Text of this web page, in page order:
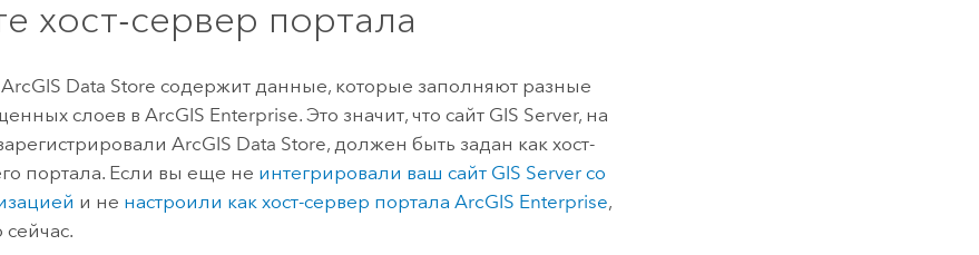
хост-сервер портала
ArcGIS Data Store содержит данные, которые заполняют разные
слоев вArcGIS Enterprise. Это значит, что сайт GIS Server, на
ArcGIS Data Store, должен быть задан как хост-
портала. Если вы еще не интегрировали ваш сайт GIS Server со
и не настроили как хост-сервер порталаArcGIS Enterprise,
сейчас.